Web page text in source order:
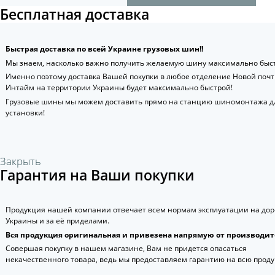
Бесплатная доставка
Быстрая доставка по всей Украине грузовых шин!!
Мы знаем, насколько важно получить желаемую шину максимально
Именно поэтому доставка Вашей покупки в любое отделение Новой
Интайм на территории Украины будет максимально быстрой!
Грузовые шины мы можем доставить прямо на станцию шиномонтажа
установки!
Закрыть
Гарантия на Ваши покупки
Продукция нашей компании отвечает всем нормам эксплуатации на
Украины и за её приделами.
Вся продукция оригинальная и привезена напрямую от
Совершая покупку в нашем магазине, Вам не придется опасаться
некачественного товара, ведь мы предоставляем гарантию на всю